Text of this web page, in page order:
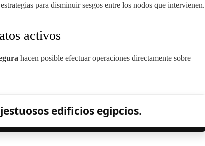
para disminuir sesgos entre los nodos que intervienen.
activos
hacen posible efectuar operaciones directamente sobre
edificios egipcios.